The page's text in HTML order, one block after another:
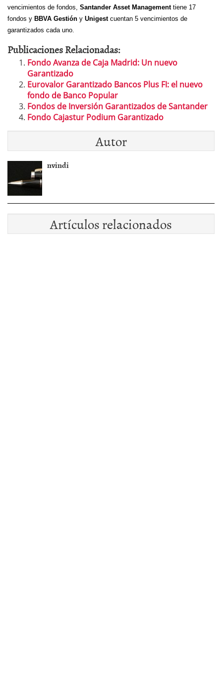
vencimientos de fondos, Santander Asset Managementtiene 17
fondos y BBVA Gestión y Unigestcuentan 5 vencimientos de
garantizados cada uno.
Publicaciones Relacionadas:
Fondo Avanza de Caja Madrid: Un nuevo
Garantizado
Eurovalor Garantizado Bancos Plus FI: el nuevo
fondo de Banco Popular
Fondos de Inversión Garantizados de Santander
Fondo Cajastur Podium Garantizado
Autor
nvindi
Artículos relacionados